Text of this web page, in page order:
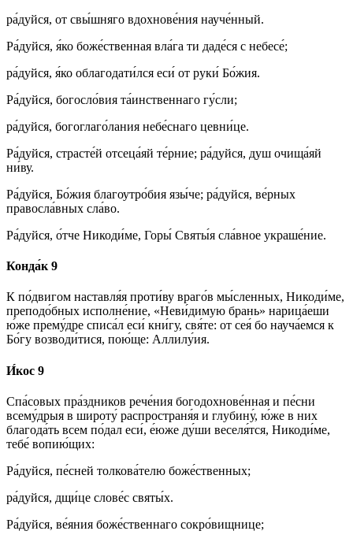
ра́дуйся, от свы́шняго вдохнове́ния науче́нный.
Ра́дуйся, я́ко боже́ственная вла́га ти даде́ся с небесе́;
ра́дуйся, я́ко облагодати́лся еси́ от руки́ Бо́жия.
Ра́дуйся, богосло́вия та́инственнаго гу́сли;
ра́дуйся, богоглаго́лания небе́снаго цевни́це.
Ра́дуйся, страсте́й отсеца́яй те́рние; ра́дуйся, душ очища́яй
ни́ву.
Ра́дуйся, Бо́жия благоутро́бия язы́че; ра́дуйся, ве́рных
правосла́вных сла́во.
Ра́дуйся, о́тче Никоди́ме, Горы́ Святы́я сла́вное украше́ние.
Конда́к 9
К по́двигом наставля́я проти́ву враго́в мы́сленных, Никоди́ме,
преподо́бных исполне́ние, «Неви́димую брань» нарица́еши
ю́же прему́дре списа́л еси́ кни́гу, свя́те: от сея́ бо науча́емся к
Бо́гу возводи́тися, пою́ще: Аллилу́ия.
И́кос 9
Спа́совых пра́здников рече́ния богодохнове́нная и пе́сни
всему́дрыя в широту́ распространя́я и глубину́, ю́же в них
благода́ть всем по́дал еси́, е́юже ду́ши веселя́тся, Никоди́ме,
тебе́ вопию́щих:
Ра́дуйся, пе́сней толкова́телю боже́ственных;
ра́дуйся, дщи́це слове́с святы́х.
Ра́дуйся, ве́яния боже́ственнаго сокро́вищнице;